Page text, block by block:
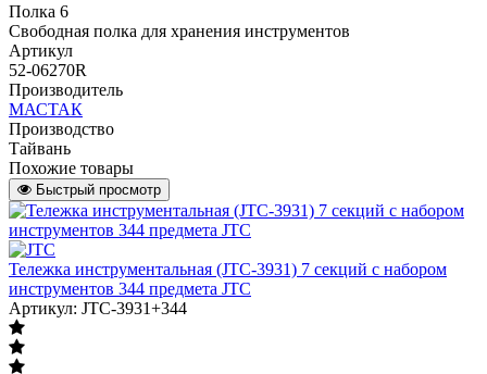
Полка 6
Свободная полка для хранения инструментов
Артикул
52-06270R
Производитель
МАСТАК
Производство
Тайвань
Похожие товары
Быстрый просмотр
Тележка инструментальная (JTC-3931) 7 секций с набором
инструментов 344 предмета JTC
Артикул: JTC-3931+344